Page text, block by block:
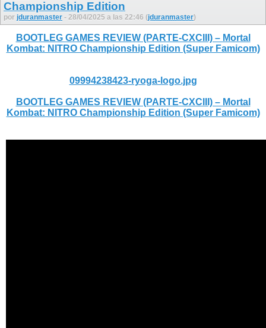
Championship Edition
por jduranmaster - 28/04/2025 a las 22:46 (jduranmaster)
BOOTLEG GAMES REVIEW (PARTE-CXCIII) – Mortal
Kombat: NITRO Championship Edition (Super Famicom)
09994238423-ryoga-logo.jpg
BOOTLEG GAMES REVIEW (PARTE-CXCIII) – Mortal
Kombat: NITRO Championship Edition (Super Famicom)